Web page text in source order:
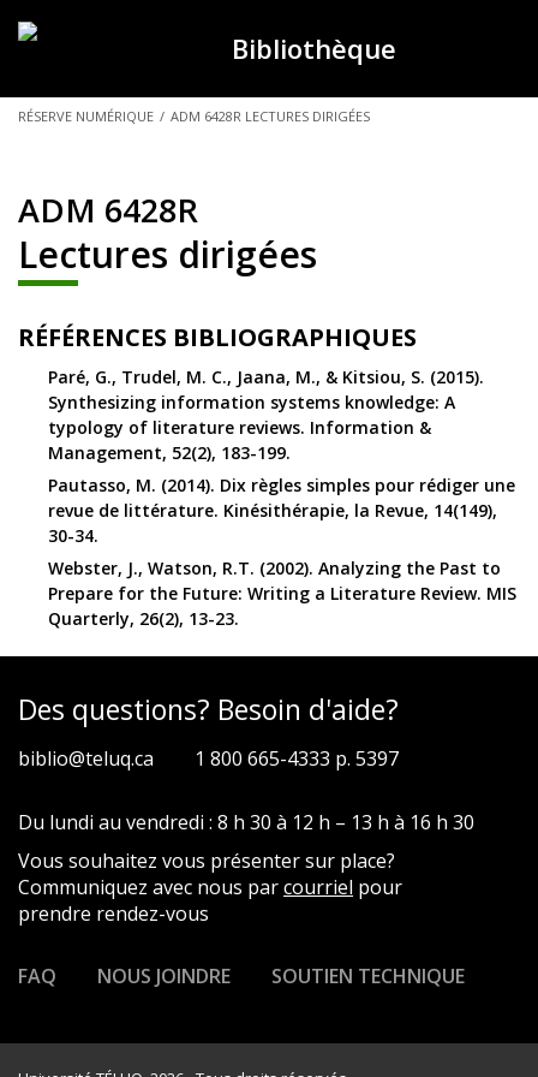
Bibliothèque
VOUS
RÉSERVE NUMÉRIQUE / ADM 6428R LECTURES DIRIGÉES
ADM 6428R
Lectures dirigées
RÉFÉRENCES BIBLIOGRAPHIQUES
Paré, G., Trudel, M. C., Jaana, M., & Kitsiou, S. (2015).
Synthesizing information systems knowledge: A
typology of literature reviews. Information &
Management, 52(2), 183-199.
Pautasso, M. (2014). Dix règles simples pour rédiger une
revue de littérature. Kinésithérapie, la Revue, 14(149),
30-34.
Webster, J., Watson, R.T. (2002). Analyzing the Past to
Prepare for the Future: Writing a Literature Review. MIS
Quarterly, 26(2), 13-23.
Des questions? Besoin d'aide?
biblio@teluq.ca 1 800 665-4333 p. 5397
Du lundi au vendredi : 8 h 30 à 12 h – 13 h à 16 h 30
Vous souhaitez vous présenter sur place?
Communiquez avec nous parcourriel pour
prendre rendez-vous
FAQ NOUS JOINDRE SOUTIEN TECHNIQUE